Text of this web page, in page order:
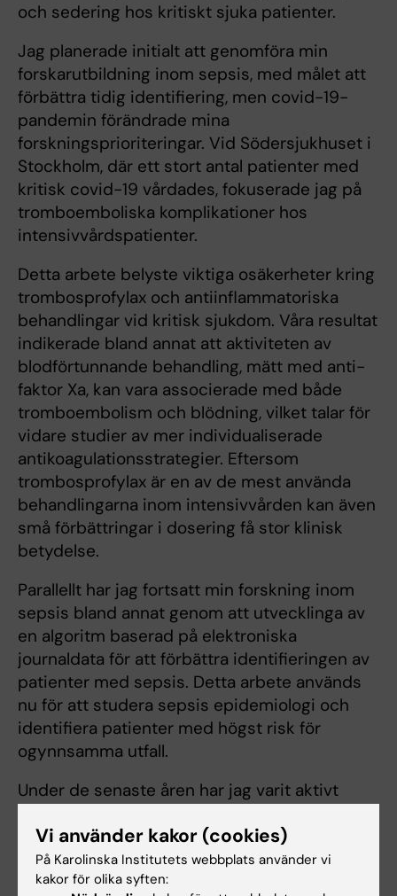
och sedering hos kritiskt sjuka patienter.
Jag planerade initialt att genomföra min
forskarutbildning inom sepsis, med målet att
förbättra tidig identifiering, men covid-19-
pandemin förändrade mina
forskningsprioriteringar. Vid Södersjukhuset i
Stockholm, där ett stort antal patienter med
kritisk covid-19 vårdades, fokuserade jag på
tromboemboliska komplikationer hos
intensivvårdspatienter.
Detta arbete belyste viktiga osäkerheter kring
trombosprofylax och antiinflammatoriska
behandlingar vid kritisk sjukdom. Våra resultat
indikerade bland annat att aktiviteten av
blodförtunnande behandling, mätt med anti-
faktor Xa, kan vara associerade med både
tromboembolism och blödning, vilket talar för
vidare studier av mer individualiserade
antikoagulationsstrategier. Eftersom
trombosprofylax är en av de mest använda
behandlingarna inom intensivvården kan även
små förbättringar i dosering få stor klinisk
betydelse.
Parallellt har jag fortsatt min forskning inom
sepsis bland annat genom att utvecklinga av
en algoritm baserad på elektroniska
journaldata för att förbättra identifieringen av
patienter med sepsis. Detta arbete används
nu för att studera sepsis epidemiologi och
identifiera patienter med högst risk för
ogynnsamma utfall.
Under de senaste åren har jag varit aktivt
internationella plattformstudien INCEPT. En av
dessa domäner fokuserar på att optimera
doseringen av trombosprofylax och bygger
Vi använder kakor (cookies)
På Karolinska Institutets webbplats använder vi
kakor för olika syften: